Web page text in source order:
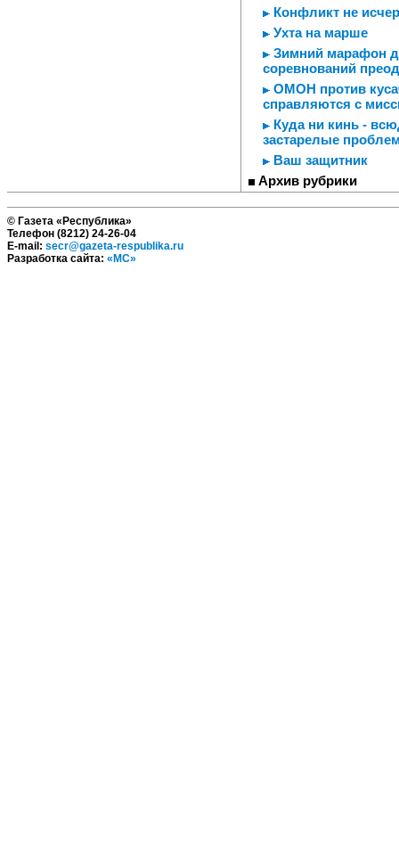
Конфликт не
Ухта на марше
Зимний марафон
соревнований
ОМОН против
справляются с
Куда ни кинь -
застарелые
Ваш защитник
Архив рубрики
© Газета «Республика»
Телефон (8212) 24-26-04
E-mail: secr@gazeta-respublika.ru
Разработка сайта: «МС»